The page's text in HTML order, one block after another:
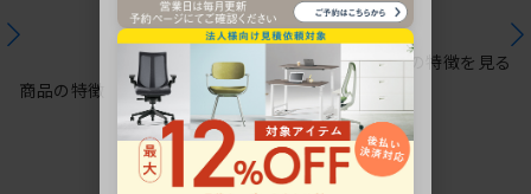
商品の特徴
シリーズの特徴を見る